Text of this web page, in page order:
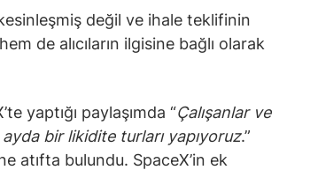
değil ve ihale teklifinin
de alıcıların ilgisine bağlı olarak
yaptığı paylaşımda “Çalışanlar ve
ayda bir likidite turları yapıyoruz.”
atıfta bulundu. SpaceX’in ek